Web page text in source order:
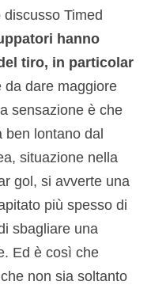
Timed
hanno
tiro, in particolar
da dare maggiore
sensazione è che
ben lontano dal
situazione nella
gol, si avverte una
più spesso di
sbagliare una
Ed è così che
non sia soltanto